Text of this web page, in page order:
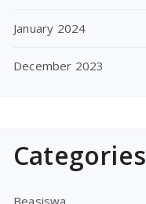
January 2024
December 2023
Categories
Beasiswa